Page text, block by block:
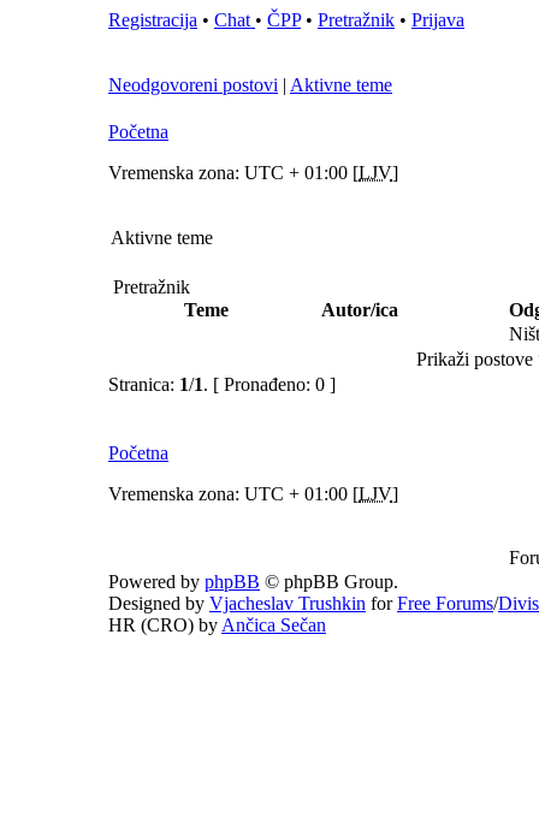
Registracija • Chat • ČPP• Pretražnik • Prijava
Neodgovoreni postovi | Aktivne teme
Početna
Vremenska zona: UTC + 01:00 [LJV]
Aktivne teme
Pretražnik
Teme
Autor/ica
Prikaži postove
Stranica: 1/1. [ Pronađeno: 0 ]
Početna
Vremenska zona: UTC + 01:00 [LJV]
Powered by phpBB © phpBB Group.
Designed by Vjacheslav Trushkin forFree Forums/
HR (CRO) by Ančica Sečan